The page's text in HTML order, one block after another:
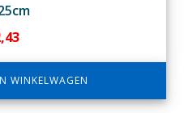
WINKELWAGEN